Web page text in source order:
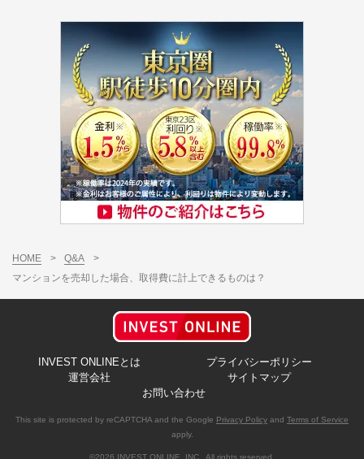
HOME > Q&A
>
マンションを売却した場合、取得費に計上できるものは？
INVEST ONLINEとは
プライバシーポリシー
運営会社
サイトマップ
お問い合わせ
This site is protected by reCAPTCHA and the Google Privacy Policy and Terms of Service
apply.
©2026 INVEST ONLINE, INC., All rights reserved.